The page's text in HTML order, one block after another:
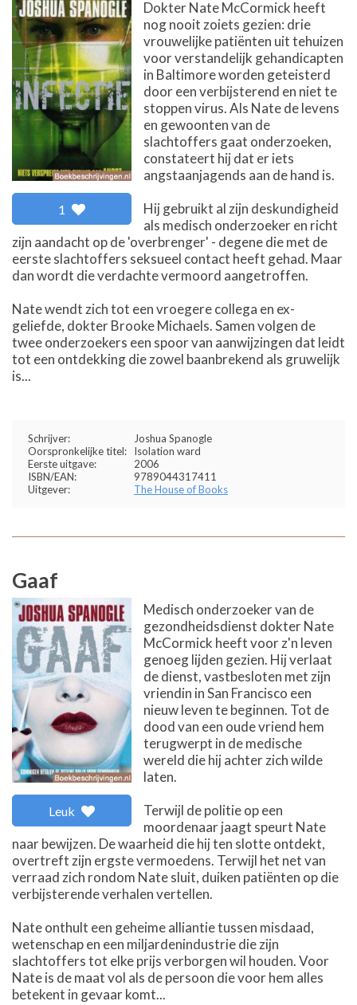
1
Dokter Nate McCormick heeft
nog nooit zoiets gezien: drie
vrouwelijke patiënten uit tehuizen
voor verstandelijk gehandicapten
in Baltimore worden geteisterd
door een verbijsterend en niet te
stoppen virus. Als Nate de levens
en gewoonten van de
slachtoffers gaat onderzoeken,
constateert hij dat er iets
angstaanjagends aan de hand is.
Hij gebruikt al zijn deskundigheid
als medisch onderzoeker en richt
zijn aandacht op de 'overbrenger' - degene die met de
eerste slachtoffers seksueel contact heeft gehad. Maar
dan wordt die verdachte vermoord aangetroffen.
Nate wendt zich tot een vroegere collega en ex-
geliefde, dokter Brooke Michaels. Samen volgen de
twee onderzoekers een spoor van aanwijzingen dat leidt
tot een ontdekking die zowel baanbrekend als gruwelijk
is...
Schrijver:
Joshua Spanogle
Oorspronkelijke titel:
Isolation ward
Eerste uitgave:
2006
ISBN/EAN:
9789044317411
Uitgever:
The House of Books
Gaaf
Leuk
Medisch onderzoeker van de
gezondheidsdienst dokter Nate
McCormick heeft voor z'n leven
genoeg lijden gezien. Hij verlaat
de dienst, vastbesloten met zijn
vriendin in San Francisco een
nieuw leven te beginnen. Tot de
dood van een oude vriend hem
terugwerpt in de medische
wereld die hij achter zich wilde
laten.
Terwijl de politie op een
moordenaar jaagt speurt Nate
naar bewijzen. De waarheid die hij ten slotte ontdekt,
overtreft zijn ergste vermoedens. Terwijl het net van
verraad zich rondom Nate sluit, duiken patiënten op die
verbijsterende verhalen vertellen.
Nate onthult een geheime alliantie tussen misdaad,
wetenschap en een miljardenindustrie die zijn
slachtoffers tot elke prijs verborgen wil houden. Voor
Nate is de maat vol als de persoon die voor hem alles
betekent in gevaar komt...